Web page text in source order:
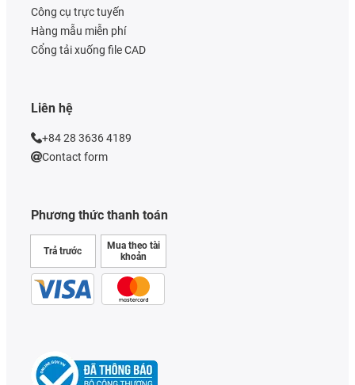
Phương thức thanh toán
Trả trước
Mua theo tài
khoản
Công cụ trực tuyến
Hàng mẫu miễn phí
Cổng tải xuống file CAD
Liên hệ
+84 28 3636 4189
Contact form